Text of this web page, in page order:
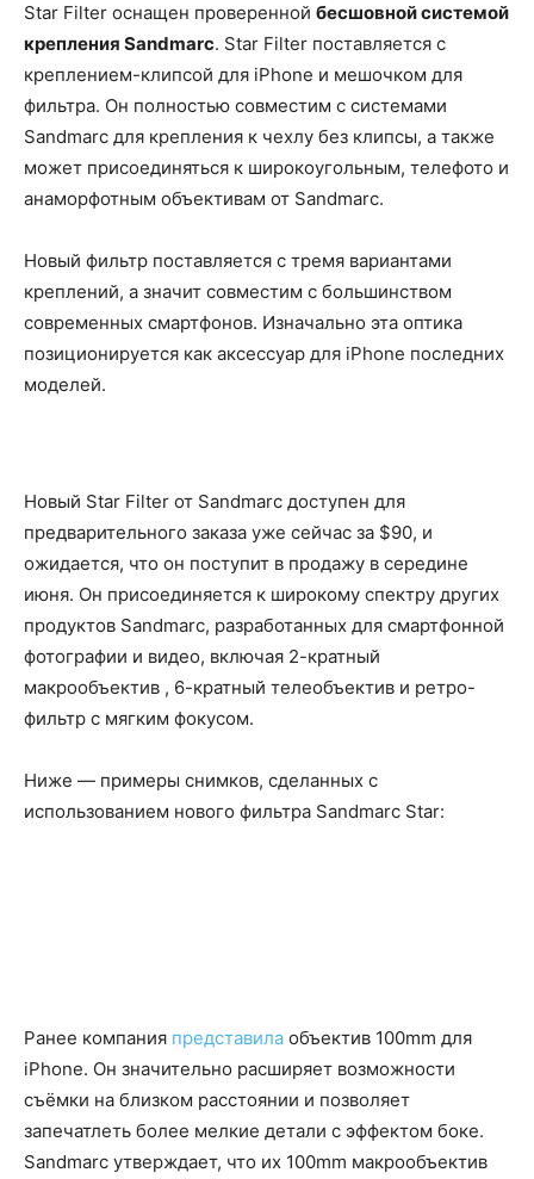
Star Filter оснащен проверенной бесшовной системой
крепления Sandmarc. Star Filter поставляется с
креплением-клипсой для iPhone и мешочком для
фильтра. Он полностью совместим с системами
Sandmarc для крепления к чехлу без клипсы, а также
может присоединяться к широкоугольным, телефото и
анаморфотным объективам от Sandmarc.
Новый фильтр поставляется с тремя вариантами
креплений, а значит совместим с большинством
современных смартфонов. Изначально эта оптика
позиционируется как аксессуар для iPhone последних
моделей.
Новый Star Filter от Sandmarc доступен для
предварительного заказа уже сейчас за $90, и
ожидается, что он поступит в продажу в середине
июня. Он присоединяется к широкому спектру других
продуктов Sandmarc, разработанных для смартфонной
фотографии и видео, включая 2-кратный
макрообъектив , 6-кратный телеобъектив и ретро-
фильтр с мягким фокусом.
Ниже — примеры снимков, сделанных с
использованием нового фильтра Sandmarc Star:
Ранее компания представила объектив 100mm для
iPhone. Он значительно расширяет возможности
съёмки на близком расстоянии и позволяет
запечатлеть более мелкие детали с эффектом боке.
Sandmarc утверждает, что их 100mm макрообъектив